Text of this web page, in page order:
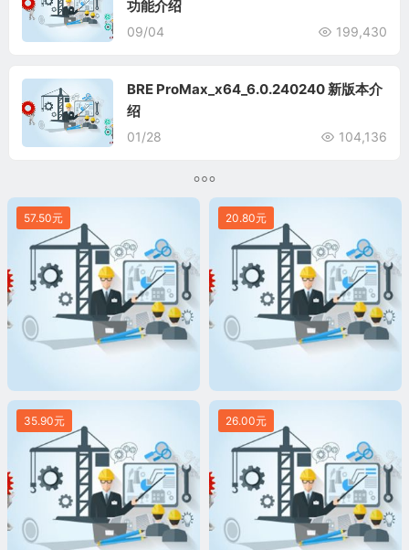
功能介绍
09/04 199,430
BRE ProMax_x64_6.0.240240 新版本介
绍
01/28 104,136
57.50元 20.80元
35.90元 26.00元